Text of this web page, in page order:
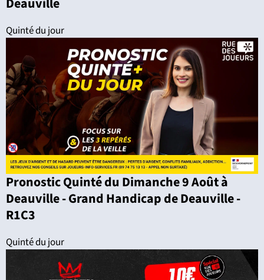
Quinté du jour
Pronostic Quinté du Dimanche 9 Août à
Deauville - Grand Handicap de Deauville -
R1C3
Quinté du jour